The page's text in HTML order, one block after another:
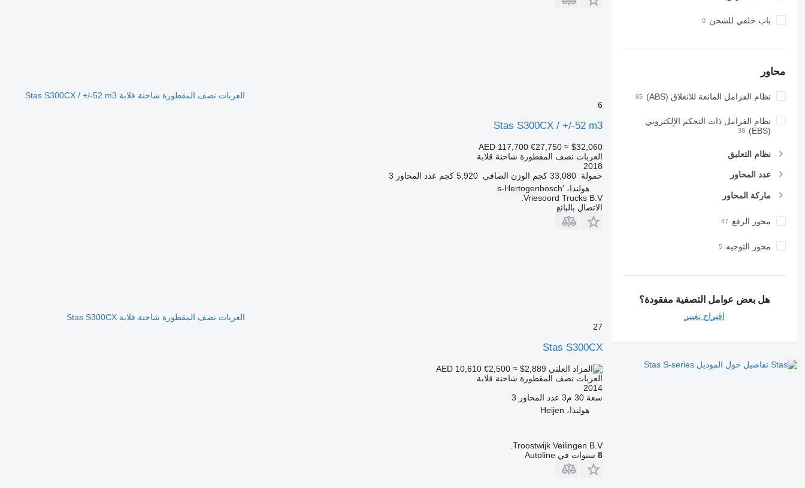
باب خلفي للشحن
محاور
نظام الفرامل المانعة للانغلاق (ABS)
نظام الفرامل ذات التحكم الإلكتروني
(EBS)
نظام التعليق
عدد المحاور
ماركة المحاور
محور الرفع
محور التوجيه
هل بعض عوامل التصفية مفقودة؟
اقتراح تغيير
تفاصيل حول الموديل Stas S-series
العربات نصف المقطورة شاحنة قلابة Stas S300CX / +/-52 m3
6
Stas S300CX / +/-52 m3
AED 117,700 €27,750 ≈ $32,060
العربات نصف المقطورة شاحنة قلابة
2018
حمولة 33,080 كجم الوزن الصافي 5,920 كجم عدد المحاور 3
هولندا، 's-Hertogenbosch
Vriesoord Trucks B.V.
الاتصال بالبائع
العربات نصف المقطورة شاحنة قلابة Stas S300CX
27
Stas S300CX
€2,500 ≈ $2,889
العربات نصف المقطورة شاحنة قلابة
2014
سعة 30 م3 عدد المحاور 3
هولندا، Heijen
Troostwijk Veilingen B.V.
8سنوات في Autoline